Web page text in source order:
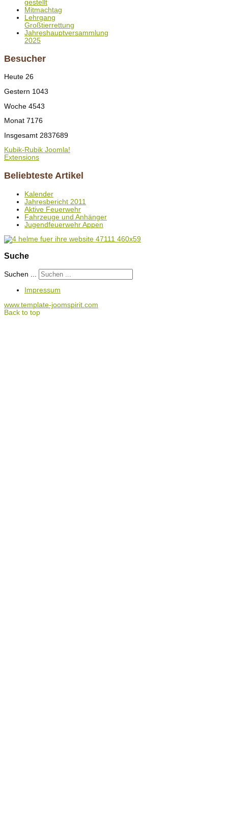
gestellt
Mitmachtag
Lehrgang
Großtierrettung
Jahreshauptversammlung
2025
Besucher
Heute 26
Gestern 1043
Woche 4543
Monat 7176
Insgesamt 2837689
Kubik-Rubik Joomla!
Extensions
Beliebteste Artikel
Kalender
Jahresbericht 2011
Aktive Feuerwehr
Fahrzeuge und Anhänger
Jugendfeuerwehr Appen
Suche
Suchen ...
Impressum
www.template-joomspirit.com
Back to top